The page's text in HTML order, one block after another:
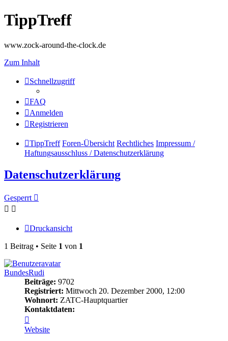
TippTreff
www.zock-around-the-clock.de
Zum Inhalt
Schnellzugriff
FAQ
Anmelden
Registrieren
TippTreff Foren-Übersicht Rechtliches Impressum /
Haftungsausschluss / Datenschutzerklärung
Datenschutzerklärung
Gesperrt
Druckansicht
1 Beitrag • Seite 1 von 1
BundesRudi
Beiträge: 9702
Registriert: Mittwoch 20. Dezember 2000, 12:00
Wohnort: ZATC-Hauptquartier
Kontaktdaten:
von
BundesRudi
Website